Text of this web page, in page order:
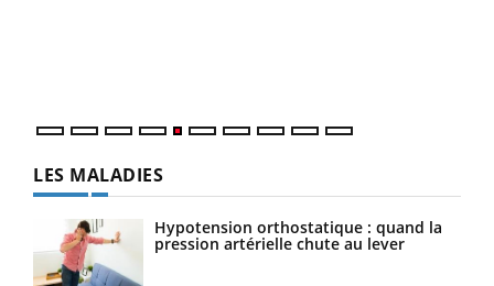
LES MALADIES
Hypotension orthostatique : quand la
pression artérielle chute au lever